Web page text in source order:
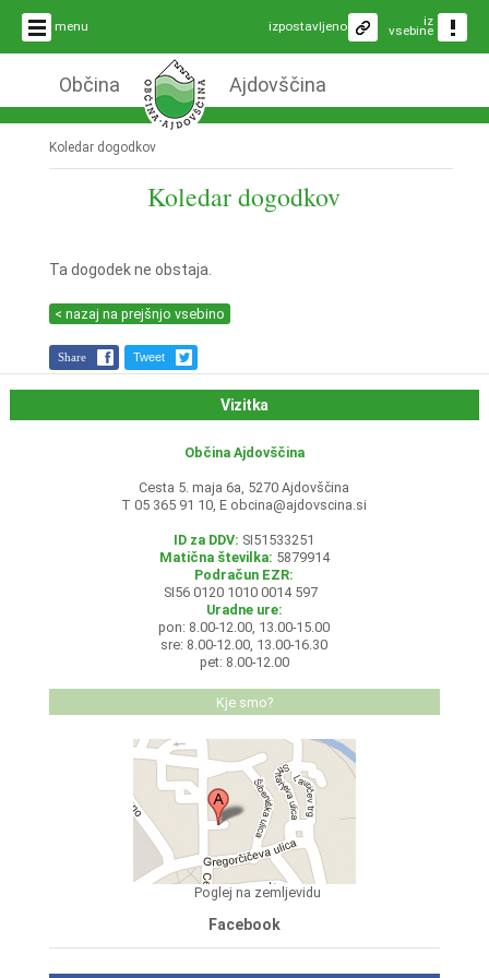
menu iz
vsebine
izpostavljeno
Občina Ajdovščina
Koledar dogodkov
Koledar dogodkov
Ta dogodek ne obstaja.
< nazaj na prejšnjo vsebino
Share Tweet
Vizitka
Občina Ajdovščina
Cesta 5. maja 6a, 5270 Ajdovščina
T 05 365 91 10, E obcina@ajdovscina.si
ID za DDV: SI51533251
Matična številka: 5879914
Podračun EZR:
SI56 0120 1010 0014 597
Uradne ure:
pon: 8.00-12.00, 13.00-15.00
sre: 8.00-12.00, 13.00-16.30
pet: 8.00-12.00
Kje smo?
Poglej na zemljevidu
Facebook